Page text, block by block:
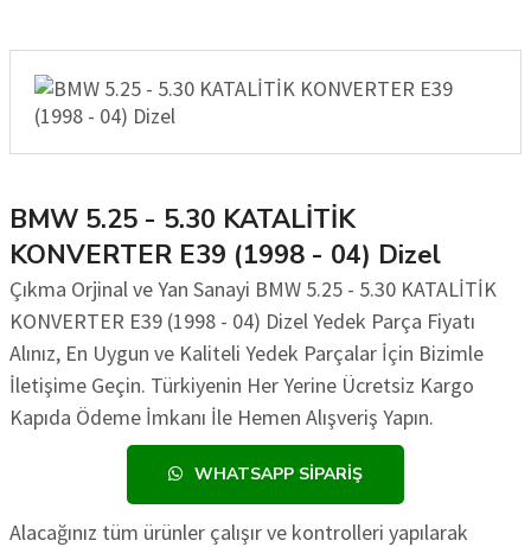
BMW 5.25 - 5.30 KATALİTİK
KONVERTER E39 (1998 - 04) Dizel
Çıkma Orjinal ve Yan Sanayi BMW 5.25 - 5.30 KATALİTİK
KONVERTER E39 (1998 - 04) Dizel Yedek Parça Fiyatı
Alınız, En Uygun ve Kaliteli Yedek Parçalar İçin Bizimle
İletişime Geçin. Türkiyenin Her Yerine Ücretsiz Kargo
Kapıda Ödeme İmkanı İle Hemen Alışveriş Yapın.
WHATSAPP SIPARIŞ
Alacağınız tüm ürünler çalışır ve kontrolleri yapılarak